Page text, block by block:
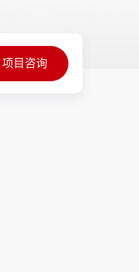
项目咨询